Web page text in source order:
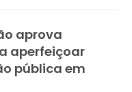
aprova
aperfeiçoar
pública em